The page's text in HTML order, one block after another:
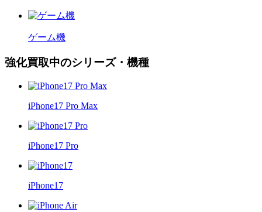
ゲーム機
強化買取中のシリーズ・機種
iPhone17 Pro Max
iPhone17 Pro
iPhone17